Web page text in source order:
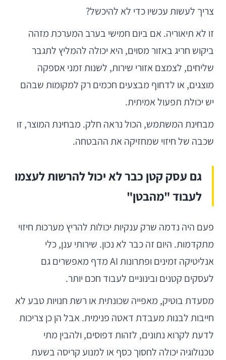
צריך לעשות עכשיו כדי לא להיכשל?
זו לא תיאוריה. אם ביום חמישי בערב המערכת מזהה
ביקוש חריג באזור מסוים, היא יכולה להמליץ לתגבר
שליחים, לצמצם אזורי שירות, לשנות זמני אספקה
מוצגים, או לדחוף מבצעים חכמים רק למקומות שבהם
יש יכולת תפעול אמיתית.
מבחינת המשתמש, הכול נראה חלק. מבחינת המוצר, זו
שכבה של חיזוי שמחזיקה את ההבטחה.
גם עסק קטן כבר לא יכול להרשות לעצמו
לעבוד "מהבטן"
פעם היה נדמה שרק ענקיות יכולות להריץ מערכות חיזוי
מתקדמות. היום זה כבר לא נכון. שירותי ענן, כלי
אנליטיקה זמינים ופתרונות AI מדף מאפשרים גם
לעסקים קטנים ובינוניים לעבוד חכם יותר.
מסעדת בוטיק, מאפייה שכונתית או רשת חנויות טבע לא
חייבות לבנות מעבדת דאטה פנימית. אבל הן כן צריכות
לדעת לקרוא נתונים, לזהות דפוסים, ולהבין מתי
טכנולוגיה יכולה לחסוך כסף או למנוע קריסה בשעת